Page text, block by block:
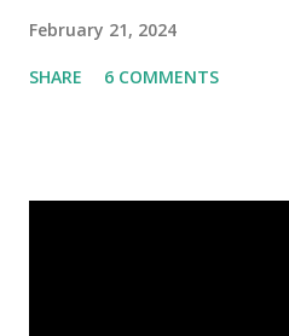
February 21, 2024
SHARE 6 COMMENTS